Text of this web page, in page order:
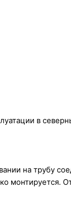
в
на трубу